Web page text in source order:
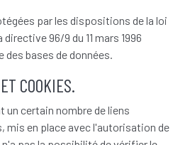
par les dispositions de la loi
96/9 du 11 mars 1996
bases de données.
COOKIES.
certain nombre de liens
mis en place avec l'autorisation de